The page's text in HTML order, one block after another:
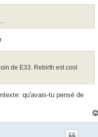
de E33. Rebirth est cool
qu'avais-tu pensé de